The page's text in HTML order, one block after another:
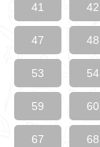
41 42
47 48
53 54
59 60
67 68